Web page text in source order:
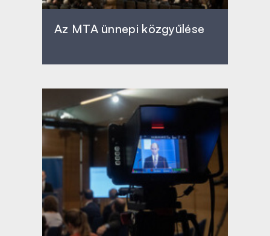
Az MTA ünnepi közgyűlése